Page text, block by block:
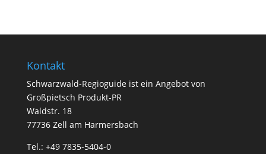
Kontakt
Schwarzwald-Regioguide ist ein Angebot von
Großpietsch Produkt-PR
Waldstr. 18
77736 Zell am Harmersbach
Tel.: +49 7835-5404-0